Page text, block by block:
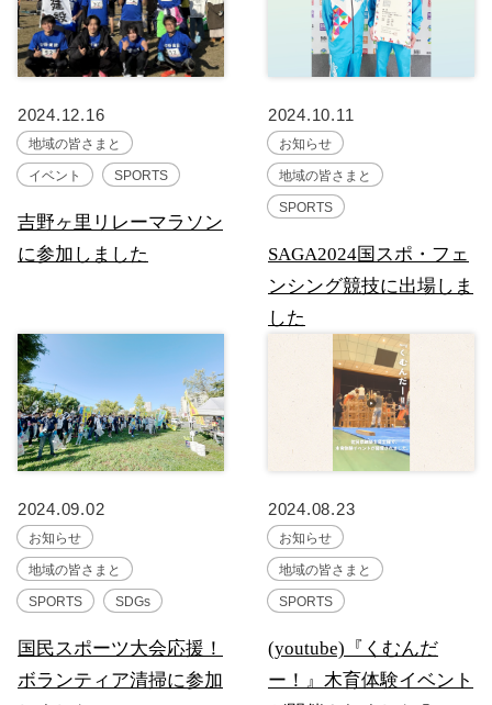
2024.12.16
地域の皆さまと
イベント SPORTS
吉野ヶ里リレーマラソン
に参加しました
2024.10.11
お知らせ
地域の皆さまと
SPORTS
SAGA2024国スポ・フェ
ンシング競技に出場しま
した
2024.09.02
お知らせ
地域の皆さまと
SPORTS SDGs
国民スポーツ大会応援！
ボランティア清掃に参加
2024.08.23
お知らせ
地域の皆さまと
SPORTS
(youtube)『くむんだ
ー！』木育体験イベント